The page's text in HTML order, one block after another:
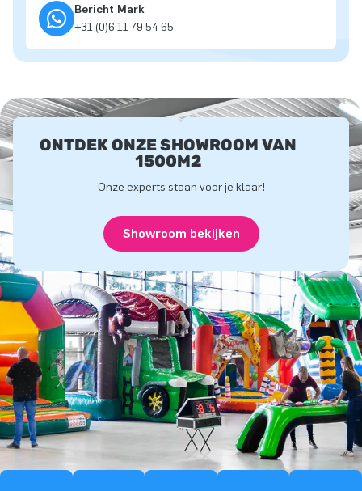
Bericht Mark
+31 (0)6 11 79 54 65
ONTDEK ONZE SHOWROOM VAN
1500M2
Onze experts staan voor je klaar!
Showroom bekijken